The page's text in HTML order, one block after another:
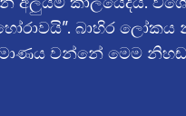
බාහිර ලෝකය
වන්නේ මෙම